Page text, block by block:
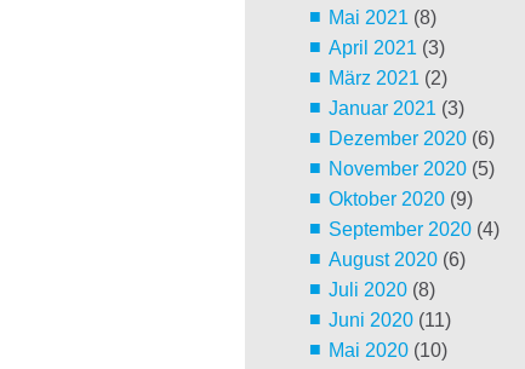
Mai 2021 (8)
April 2021 (3)
März 2021 (2)
Januar 2021 (3)
Dezember 2020(6)
November 2020(5)
Oktober 2020(9)
September 2020(4)
August 2020(6)
Juli 2020(8)
Juni 2020(11)
Mai 2020(10)